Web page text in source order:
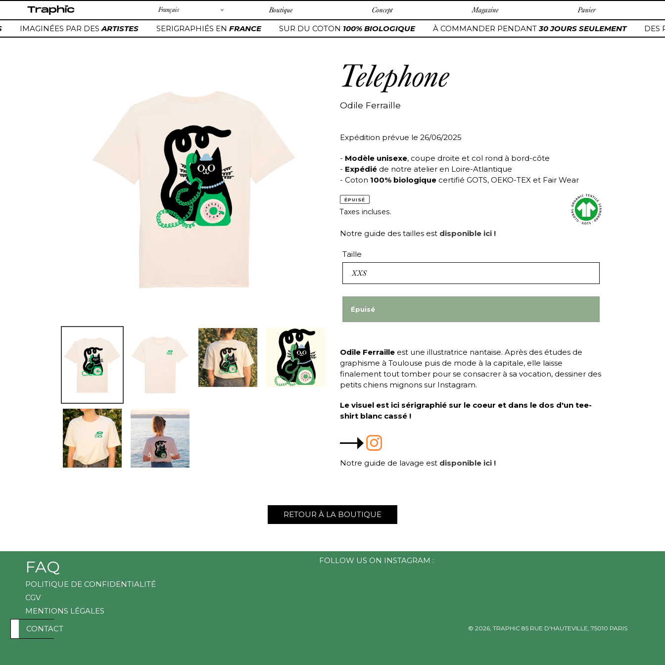
contenu
CONTACT
Boutique Concept Magazine Panier
IMAGINÉES PAR DESARTISTES SERIGRAPHIÉS ENFRANCE SUR DU COTON100% BIOLOGIQUE À COMMANDER PENDANT30 JOURS SEULEMENT DES
Telephone
Odile Ferraille
Expédition prévue le 26/06/2025
- Modèle unisexe, coupe droite et col rond à bord-côte
- Expédié de notre atelier en Loire-Atlantique
- Coton 100% biologique certifié GOTS, OEKO-TEX et Fair Wear
ÉPUISÉ
Taxes incluses.
Notre guide des tailles est disponible ici !
Taille
Épuisé
Odile Ferraille est une illustratrice nantaise. Après des études de
graphisme à Toulouse puis de mode à la capitale, elle laisse
finalement tout tomber pour se consacrer à sa vocation, dessiner des
petits chiens mignons sur Instagram.
Le visuel est ici sérigraphié sur le coeur et dans le dos d'un tee-
shirt blanc cassé !
Notre guide de lavage est disponible ici !
RETOUR À LA BOUTIQUE
FAQ
POLITIQUE DE CONFIDENTIALITÉ
CGV
MENTIONS LÉGALES
E
EUR € © 2026, TRAPHIC85 RUE D'HAUTEVILLE, 75010 PARIS